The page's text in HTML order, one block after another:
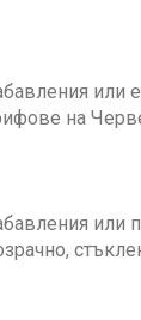
или
на
или